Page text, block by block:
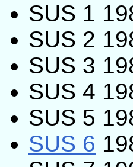
SUS 1
SUS 2
SUS 3
SUS 4
SUS 5
SUS 6